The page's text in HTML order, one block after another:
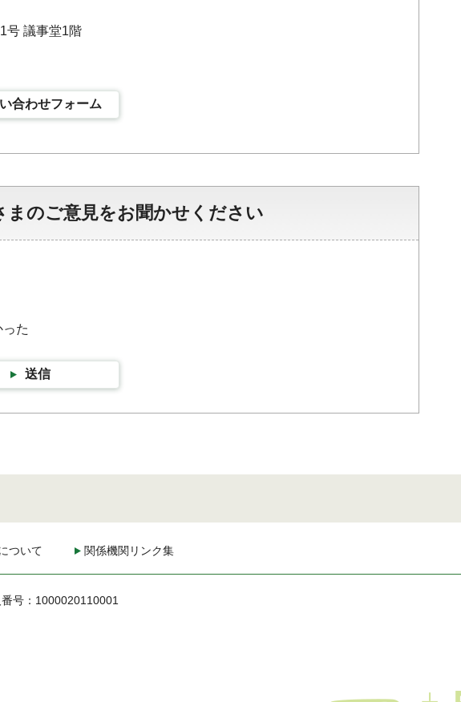
号 議事堂1階
合わせフォーム
のご意見をお聞かせください
た
送信
ついて 関係機関リンク集
号：1000020110001